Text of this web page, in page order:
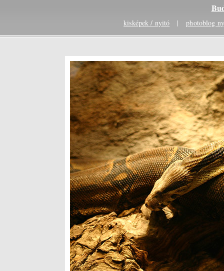
kisképek / nyitó |photoblog